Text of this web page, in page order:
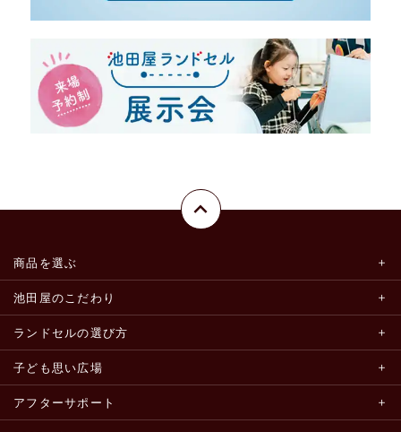
商品を選ぶ
池田屋のこだわり
ランドセルの選び方
子ども思い広場
アフターサポート